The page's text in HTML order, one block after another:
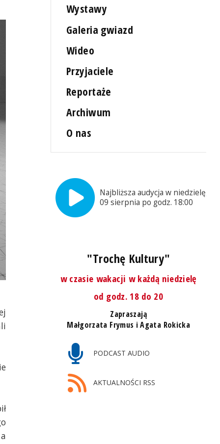
Wystawy
Galeria gwiazd
Wideo
Przyjaciele
Reportaże
Archiwum
O nas
Najbliższa audycja w niedzielę,
09 sierpnia po godz. 18:00
"Trochę Kultury"
w czasie wakacji w każdą niedzielę
od godz. 18 do 20
Zapraszają
Małgorzata Frymus i Agata Rokicka
PODCAST AUDIO
AKTUALNOŚCI RSS